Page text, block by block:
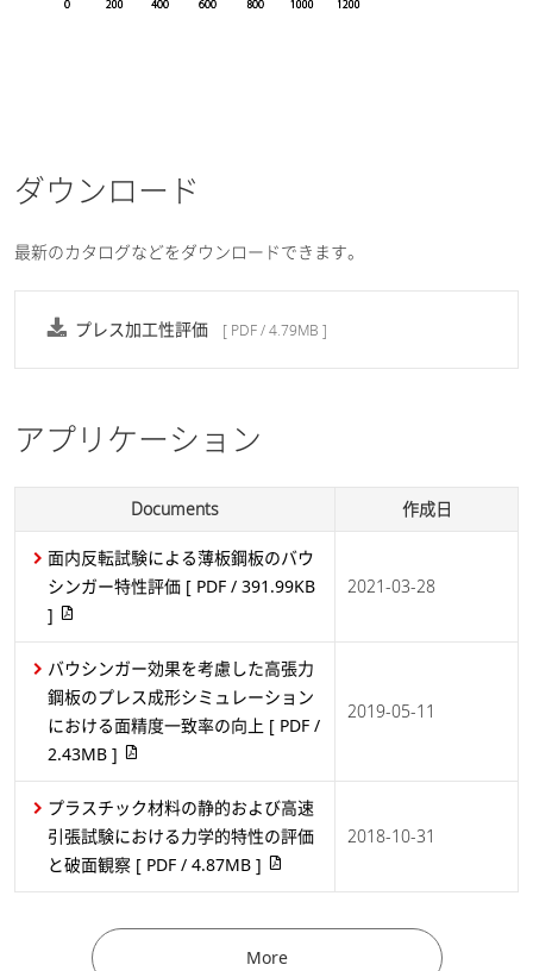
ダウンロード
最新のカタログなどをダウンロードできます。
プレス加工性評価 [ PDF / 4.79MB ]
アプリケーション
Documents 作成日
面内反転試験による薄板鋼板のバウ
シンガー特性評価 [ PDF / 391.99KB
]
2021-03-28
バウシンガー効果を考慮した高張力
鋼板のプレス成形シミュレーション
における面精度一致率の向上 [ PDF /
2.43MB ]
2019-05-11
プラスチック材料の静的および高速
引張試験における力学的特性の評価
と破面観察 [ PDF / 4.87MB ]
2018-10-31
More